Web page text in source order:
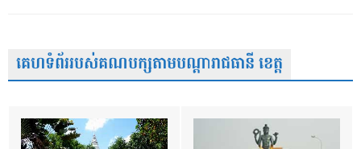
គេហទំព័ររបស់គណបក្សតាមបណ្តារាជធានី ខេត្ត